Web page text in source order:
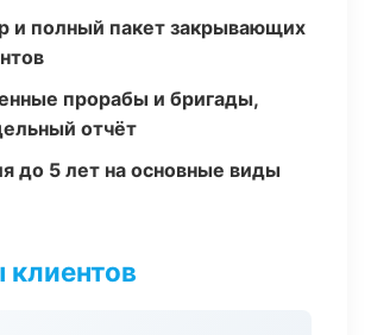
и полный пакет закрывающих
прорабы и бригады,
отчёт
до 5 лет на основные виды